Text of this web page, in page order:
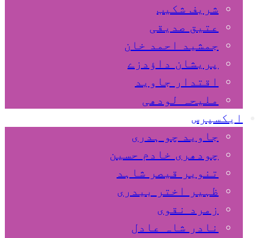
شریف شکیب
عتیق صدیقی
جمشید احمد خان
پریشان داﺅدزے
اقتدار جاوید
ملیحہ لودھی
ایکسپرس
جاوید چو ہدری
چودھری خادم حسین
تنویر قیصر شاہد
ظہیر اختر بیدری
زمرد نقوی
نادر شاہ عادل